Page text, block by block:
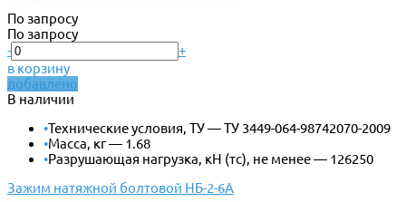
По запросу
По запросу
-
+
в корзину
добавлено
В наличии
•Технические условия, ТУ — ТУ 3449-064-98742070-2009
•Масса, кг — 1.68
•Разрушающая нагрузка, кН (тс), не менее — 126250
Зажим натяжной болтовой НБ-2-6А